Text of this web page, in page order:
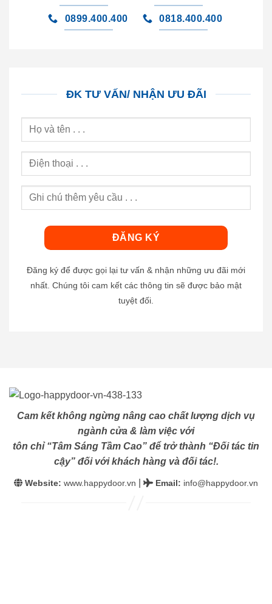
0899.400.400 0818.400.400
ĐK TƯ VẤN/ NHẬN ƯU ĐÃI
Đăng ký để được gọi lại tư vấn & nhận những ưu đãi mới
nhất. Chúng tôi cam kết các thông tin sẽ được bảo mật
tuyệt đối.
Cam kết không ngừng nâng cao chất lượng dịch vụ
ngành cửa & làm việc với
tôn chỉ “Tâm Sáng Tầm Cao” để trở thành “Đối tác tin
cậy” đối với khách hàng và đối tác!.
Website: www.happydoor.vn Email: info@happydoor.vn